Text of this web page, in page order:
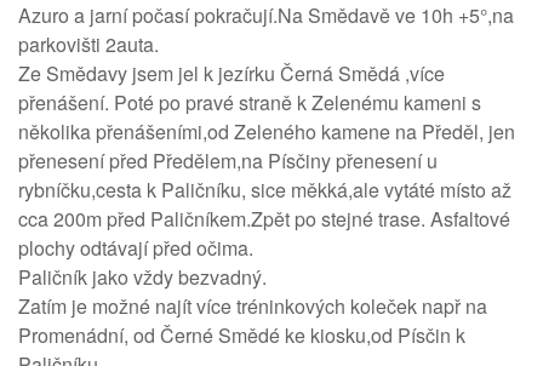
Azuro a jarní počasí pokračují.Na Smědavě ve 10h +5°,na
parkovišti 2auta.
Ze Smědavy jsem jel k jezírku Černá Smědá ,více
přenášení. Poté po pravé straně k Zelenému kameni s
několika přenášeními,od Zeleného kamene na Předěl, jen
přenesení před Předělem,na Písčiny přenesení u
rybníčku,cesta k Paličníku, sice měkká,ale vytáté místo až
cca 200m před Paličníkem.Zpět po stejné trase. Asfaltové
plochy odtávají před očima.
Paličník jako vždy bezvadný.
Zatím je možné najít více tréninkových koleček např na
Promenádní, od Černé Smědé ke kiosku,od Písčin k